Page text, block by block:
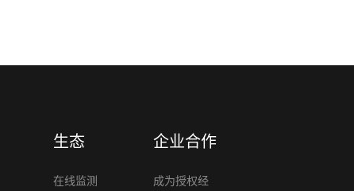
生态
在线监测
企业合作
成为授权经